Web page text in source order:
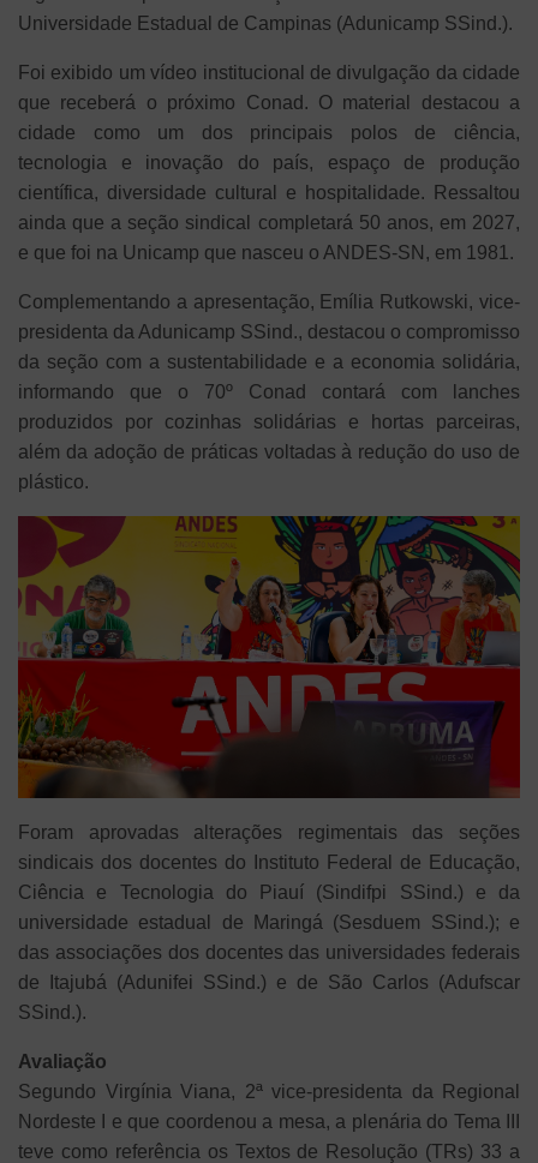
Universidade Estadual de Campinas (Adunicamp SSind.).
Foi exibido um vídeo institucional de divulgação da cidade
que receberá o próximo Conad. O material destacou a
cidade como um dos principais polos de ciência,
tecnologia e inovação do país, espaço de produção
científica, diversidade cultural e hospitalidade. Ressaltou
ainda que a seção sindical completará 50 anos, em 2027,
e que foi na Unicamp que nasceu o ANDES-SN, em 1981.
Complementando a apresentação, Emília Rutkowski, vice-
presidenta da Adunicamp SSind., destacou o compromisso
da seção com a sustentabilidade e a economia solidária,
informando que o 70º Conad contará com lanches
produzidos por cozinhas solidárias e hortas parceiras,
além da adoção de práticas voltadas à redução do uso de
plástico.
Foram aprovadas alterações regimentais das seções
sindicais dos docentes do Instituto Federal de Educação,
Ciência e Tecnologia do Piauí (Sindifpi SSind.) e da
universidade estadual de Maringá (Sesduem SSind.); e
das associações dos docentes das universidades federais
de Itajubá (Adunifei SSind.) e de São Carlos (Adufscar
SSind.).
Avaliação
Segundo Virgínia Viana, 2ª vice-presidenta da Regional
Nordeste I e que coordenou a mesa, a plenária do Tema III
teve como referência os Textos de Resolução (TRs) 33 a